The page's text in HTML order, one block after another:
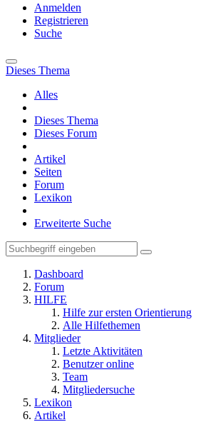
Anmelden
Registrieren
Suche
Dieses Thema
Alles
Dieses Thema
Dieses Forum
Artikel
Seiten
Forum
Lexikon
Erweiterte Suche
Dashboard
Forum
HILFE
Hilfe zur ersten Orientierung
Alle Hilfethemen
Mitglieder
Letzte Aktivitäten
Benutzer online
Team
Mitgliedersuche
Lexikon
Artikel